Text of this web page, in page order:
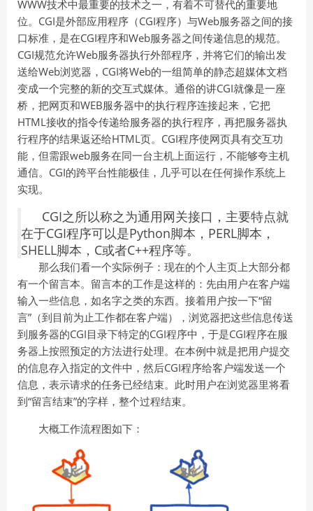
WWW技术中最重要的技术之一，有着不可替代的重要地
位。CGI是外部应用程序（CGI程序）与Web服务器之间的接
口标准，是在CGI程序和Web服务器之间传递信息的规范。
CGI规范允许Web服务器执行外部程序，并将它们的输出发
送给Web浏览器，CGI将Web的一组简单的静态超媒体文档
变成一个完整的新的交互式媒体。通俗的讲CGI就像是一座
桥，把网页和WEB服务器中的执行程序连接起来，它把
HTML接收的指令传递给服务器的执行程序，再把服务器执
行程序的结果返还给HTML页。CGI程序使网页具有交互功
能，但需跟web服务在同一台主机上面运行，不能够夸主机
通信。CGI的跨平台性能极佳，几乎可以在任何操作系统上
实现。
CGI之所以称之为通用网关接口，主要特点就
在于CGI程序可以是Python脚本，PERL脚本，
SHELL脚本，C或者C++程序等。
那么我们看一个实际例子：现在的个人主页上大部分都
有一个留言本。留言本的工作是这样的：先由用户在客户端
输入一些信息，如名字之类的东西。接着用户按一下“留
言”（到目前为止工作都在客户端），浏览器把这些信息传送
到服务器的CGI目录下特定的CGI程序中，于是CGI程序在服
务器上按照预定的方法进行处理。在本例中就是把用户提交
的信息存入指定的文件中，然后CGI程序给客户端发送一个
信息，表示请求的任务已经结束。此时用户在浏览器里将看
到“留言结束”的字样，整个过程结束。
大概工作流程图如下：